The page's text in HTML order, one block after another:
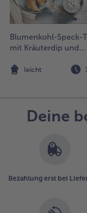
und
des Saté-
Blumenkohl-Speck-
mit Kräuterdip und
leicht
Deine
Bezahlung erst bei